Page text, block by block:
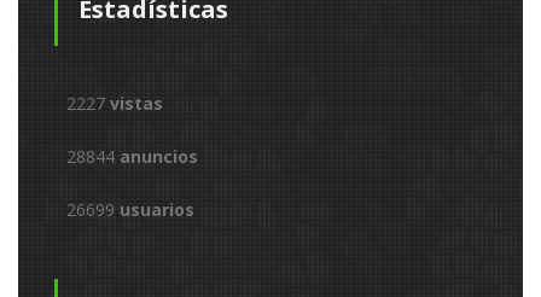
Estadísticas
2227 vistas
28844 anuncios
26699 usuarios